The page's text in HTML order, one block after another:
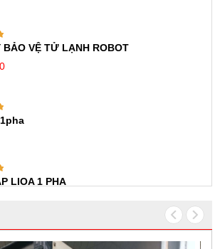
BẢO VỆ TỬ LẠNH ROBOT
LIOA 1 PHA